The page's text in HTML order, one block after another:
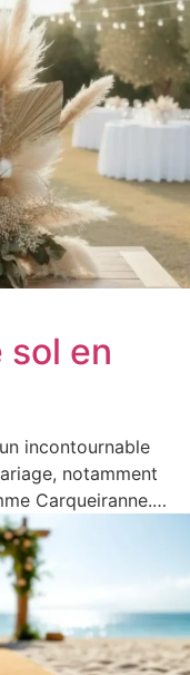
en
incontournable
notamment
Carqueiranne.…